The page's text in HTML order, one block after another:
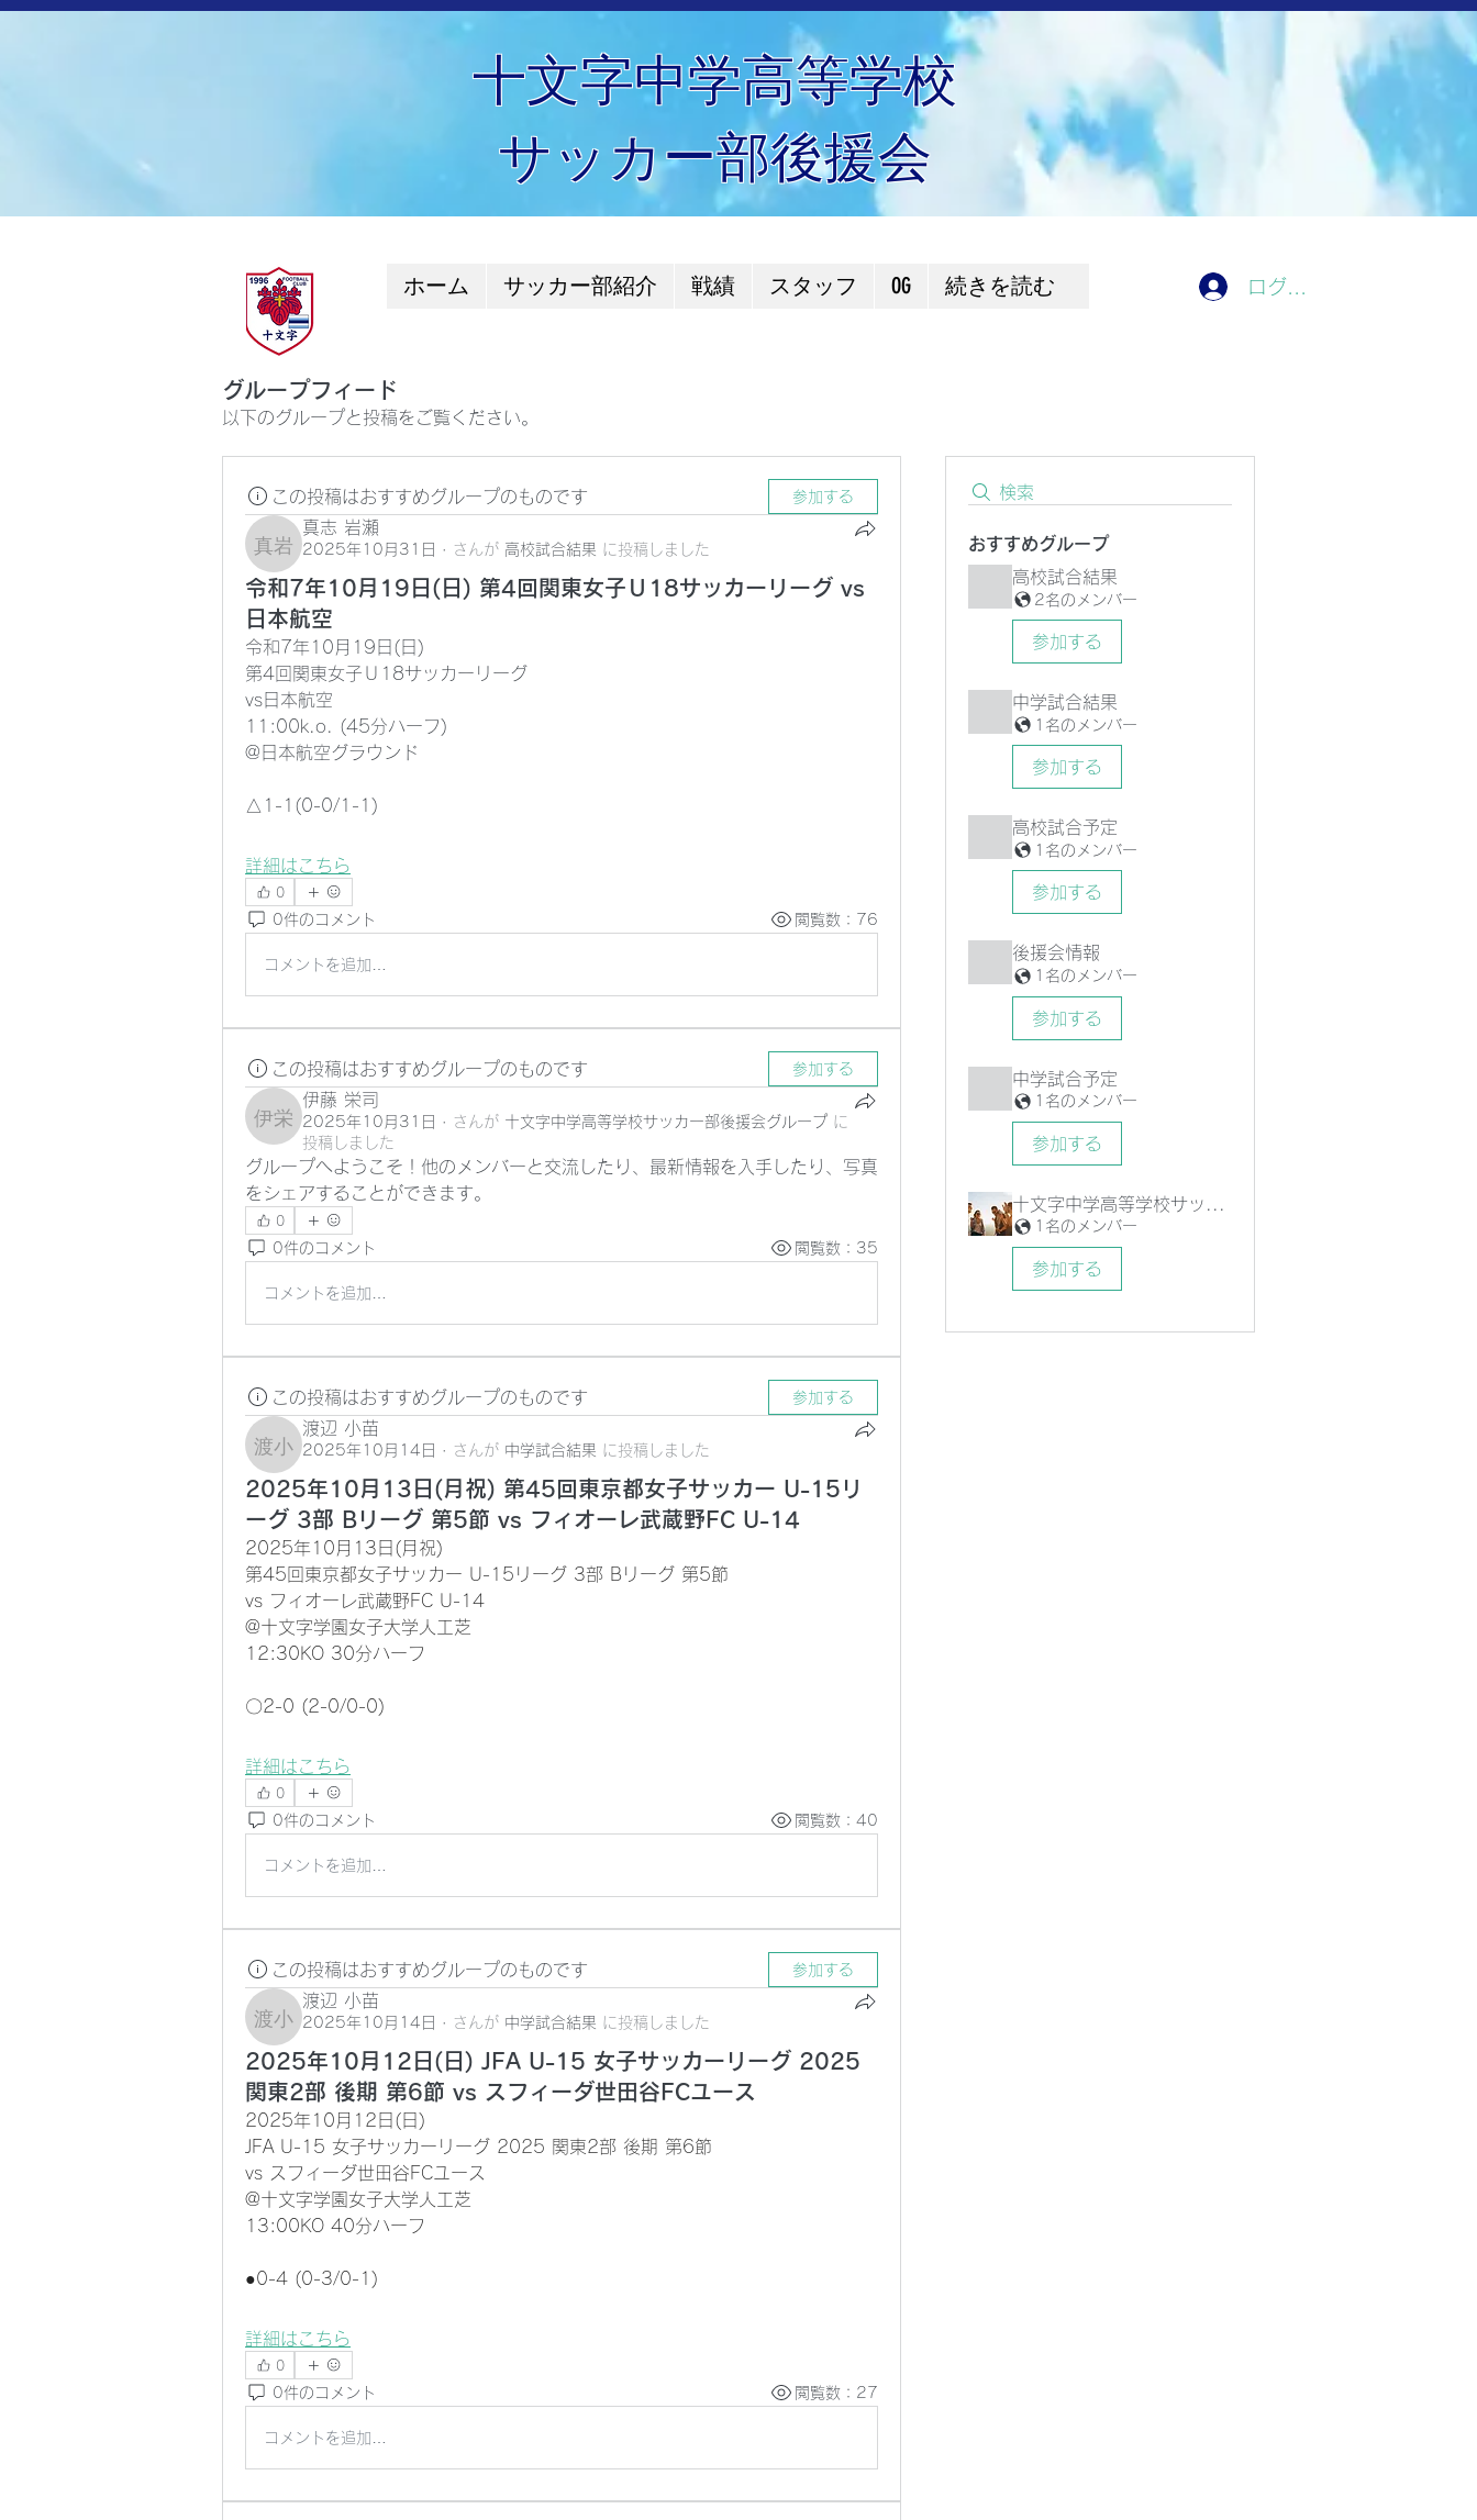
十文字中学高等学校
サッカー部後援会
ホーム サッカー部紹介 戦績 スタッフ OG 続きを読む ログイン
グループフィード
以下のグループと投稿をご覧ください。
検索
おすすめグループ
高校試合結果
2名のメンバー
参加する
中学試合結果
1名のメンバー
参加する
高校試合予定
1名のメンバー
参加する
後援会情報
1名のメンバー
参加する
中学試合予定
1名のメンバー
参加する
1名のメンバー
参加する
この投稿はおすすめグループのものです 参加する
真志 岩瀬
真志 岩瀬
2025年10月31日 · さんが 高校試合結果 に 投稿しました
令和7年10月19日(日) 第4回関東女子Ｕ18サッカーリーグ vs
日本航空
令和7年10月19日(日)
第4回関東女子Ｕ18サッカーリーグ
vs日本航空
11:00k.o. (45分ハーフ)
@日本航空グラウンド
△1-1(0-0/1-1)
詳細はこちら
0
0件のコメント 閲覧数：76
コメントを追加…
この投稿はおすすめグループのものです 参加する
伊藤 栄司
伊藤 栄司
2025年10月31日 · さんが 十文字中学高等学校サッカー部後援会グループ に
投稿しました
グループへようこそ！他のメンバーと交流したり、最新情報を入手したり、写真
をシェアすることができます。
0
0件のコメント 閲覧数：35
コメントを追加…
この投稿はおすすめグループのものです 参加する
渡辺 小苗
渡辺 小苗
2025年10月14日 · さんが 中学試合結果 に 投稿しました
2025年10月13日(月祝) 第45回東京都女子サッカー U-15リ
ーグ 3部 Bリーグ 第5節 vs フィオーレ武蔵野FC U-14
2025年10月13日(月祝)
第45回東京都女子サッカー U-15リーグ 3部 Bリーグ 第5節
vs フィオーレ武蔵野FC U-14
@十文字学園女子大学人工芝
12:30KO 30分ハーフ
〇2-0 (2-0/0-0)
詳細はこちら
0
0件のコメント 閲覧数：40
コメントを追加…
この投稿はおすすめグループのものです 参加する
渡辺 小苗
渡辺 小苗
2025年10月14日 · さんが 中学試合結果 に 投稿しました
2025年10月12日(日) JFA U-15 女子サッカーリーグ 2025
関東2部 後期 第6節 vs スフィーダ世田谷FCユース
2025年10月12日(日)
JFA U-15 女子サッカーリーグ 2025 関東2部 後期 第6節
vs スフィーダ世田谷FCユース
@十文字学園女子大学人工芝
13:00KO 40分ハーフ
●0-4 (0-3/0-1)
詳細はこちら
0
0件のコメント 閲覧数：27
コメントを追加…